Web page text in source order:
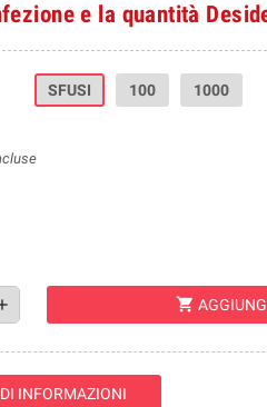
e la quantità
SFUSI 100 1000
shopping_cart
INFORMAZIONI